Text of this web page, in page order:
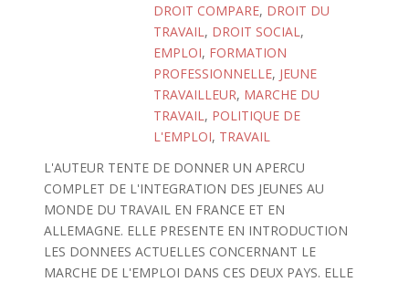
DROIT COMPARE, DROIT DU
TRAVAIL, DROIT SOCIAL,
EMPLOI, FORMATION
PROFESSIONNELLE, JEUNE
TRAVAILLEUR, MARCHE DU
TRAVAIL, POLITIQUE DE
L'EMPLOI, TRAVAIL
L'AUTEUR TENTE DE DONNER UN APERCU
COMPLET DE L'INTEGRATION DES JEUNES AU
MONDE DU TRAVAIL EN FRANCE ET EN
ALLEMAGNE. ELLE PRESENTE EN INTRODUCTION
LES DONNEES ACTUELLES CONCERNANT LE
MARCHE DE L'EMPLOI DANS CES DEUX PAYS. ELLE